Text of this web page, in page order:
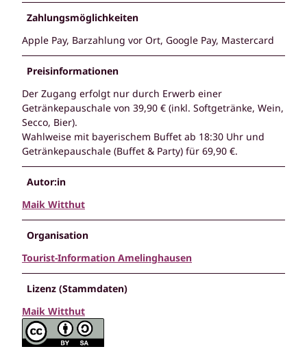
Zahlungsmöglichkeiten
Apple Pay, Barzahlung vor Ort, Google Pay, Mastercard
Preisinformationen
Der Zugang erfolgt nur durch Erwerb einer
Getränkepauschale von 39,90 € (inkl. Softgetränke, Wein,
Secco, Bier).
Wahlweise mit bayerischem Buffet ab 18:30 Uhr und
Getränkepauschale (Buffet & Party) für 69,90 €.
Autor:in
Maik Witthut
Organisation
Tourist-Information Amelinghausen
Lizenz (Stammdaten)
Maik Witthut